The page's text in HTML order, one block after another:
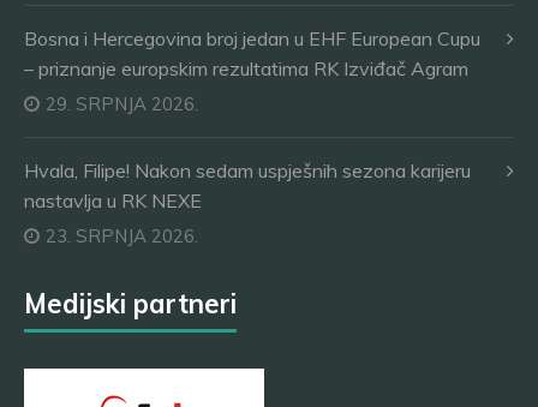
Bosna i Hercegovina broj jedan u EHF European Cupu
– priznanje europskim rezultatima RK Izviđač Agram
29. SRPNJA 2026.
Hvala, Filipe! Nakon sedam uspješnih sezona karijeru
nastavlja u RK NEXE
23. SRPNJA 2026.
Medijski partneri